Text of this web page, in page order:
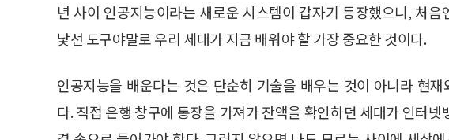
년 사이 인공지능이라는 새로운 시스템이 갑자기 등장했으니, 처
낯선 도구야말로 우리 세대가 지금 배워야 할 가장 중요한 것이다.
인공지능을 배운다는 것은 단순히 기술을 배우는 것이 아니라 현
다. 직접 은행 창구에 통장을 가져가 잔액을 확인하던 세대가 인터